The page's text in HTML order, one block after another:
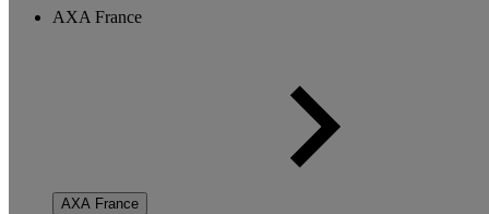
AXA France
AXA France